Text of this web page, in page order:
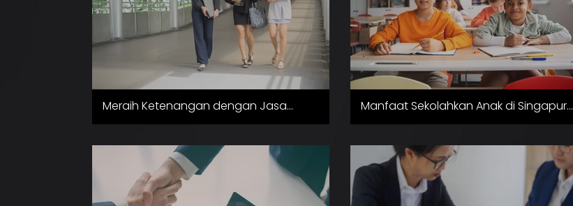
Meraih Ketenangan dengan Jasa
Pemantauan Anak Kuliah di Singapura
Manfaat Sekolahkan Anak di Singapura
: Menggapai Asa di Negeri Singa